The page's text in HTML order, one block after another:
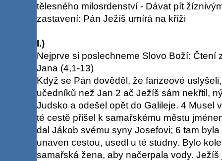
tělesného milosrdenství - Dávat pít
zastavení: Pán Ježíš umírá na kříži
I.)
Nejprve si poslechneme Slovo Boží: Čtení
Jana (4,1-13)
Když se Pán dověděl, že farizeové
učedníků než Jan 2 ač Ježíš sám nekřtil,
Judsko a odešel opět do Galileje. 4 Musel
té cestě přišel k samařskému městu
dal Jákob svému syny Josefovi; 6 tam
unaven cestou, usedl u té studny. Bylo
samařská žena, aby načerpala vody. Ježíš